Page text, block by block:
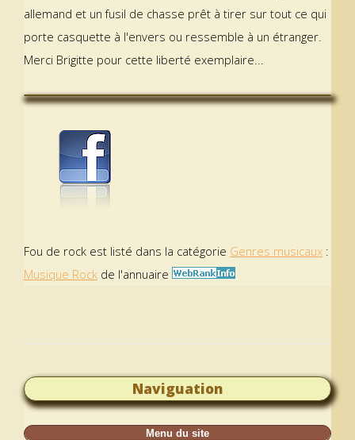
allemand et un fusil de chasse prêt à tirer sur tout ce qui
porte casquette à l'envers ou ressemble à un étranger.
Merci Brigitte pour cette liberté exemplaire...
Fou de rock est listé dans la catégorie Genres musicaux :
Musique Rock de l'annuaire
Naviguation
Menu du site